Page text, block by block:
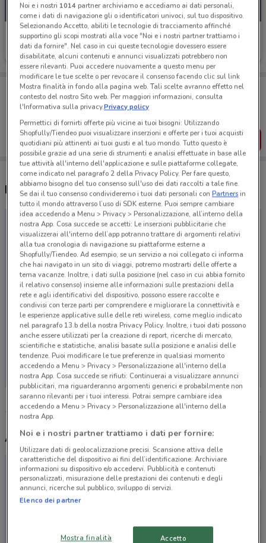
Domus Mobili
Scade il 30/09
Porta DoveConviene sempre con te!
Puoi trovare le migliori offerte dei negozi vicino a te,
salvarle e creare la tua lista del risparmio, comodamente
SCARICA L’APP
Negozi Domus Mobili a Tivoli
Non ci sono negozi nelle vicinanze
Altri volantini nelle vicinanze
Noi e i nostri 1014partner archiviamo e accediamo ai dati personali,
come i dati di navigazione gli o identificatori univoci, sul tuo dispositivo.
Selezionando Accetto, abiliti le tecnologie di tracciamento affinché
supportino gli scopi mostrati alla voce "Noi e i nostri partner trattiamo i
dati da fornire". Nel caso in cui queste tecnologie dovessero essere
disabilitate, alcuni contenuti e annunci visualizzati potrebbero non
essere rilevanti. Puoi accedere nuovamente a questo menu per
modificare le tue scelte o per revocare il consenso facendo clic sul link
Mostra finalità in fondo alla pagina web. Tali scelte avranno effetto nel
contesto del nostro Sito web. Per maggiori informazioni, consulta
l'Informativa sulla privacy.Privacy policy
Permettici di fornirti offerte più vicine ai tuoi bisogni: Utilizzando
Shopfully/Tiendeo puoi visualizzare inserzioni e offerte per i tuoi acquisti
quotidiani più attinenti ai tuoi gusti e al tuo mondo. Tutto questo è
possibile grazie ad una serie di strumenti e analisi effettuate in base alle
tue attività all'interno dell'applicazione e sulle piattaforme collegate,
come indicato nel paragrafo 2 della Privacy Policy. Per fare questo,
abbiamo bisogno del tuo consenso sull'uso dei dati raccolti a tale fine.
Se dai il tuo consenso condivideremo i tuoi dati personali conPartnersin
tutto il mondo attraverso l’uso di SDK esterne. Puoi sempre cambiare
idea accedendo a Menu > Privacy > Personalizzazione, all’interno della
nostra App. Cosa succede se accetti: Le inserzioni pubblicitarie che
visualizzerai all'interno dell’app potranno trattare di argomenti relativi
alla tua cronologia di navigazione su piattaforme esterne a
Shopfully/Tiendeo. Ad esempio, se un servizio a noi collegato ci informa
che hai navigato in un sito di viaggi, potremo mostrarti delle offerte a
tema vacanze. Inoltre, i dati sulla posizione (nel caso in cui abbia fornito
il relativo consenso) insieme alle informazioni sulle prestazioni della
rete e agli identificativi del dispositivo, possono essere raccolte e
condivisi con terze parti per comprendere e migliorare la connettività e
le esperienze applicative sulle delle reti wireless, come meglio indicato
nel paragrafo 13.b della nostra Privacy Policy. Inoltre, i tuoi dati possono
anche essere utilizzati per la creazione di report, ricerche di mercato,
scientifiche e statistiche, analisi basate sulla posizione e analisi delle
tendenze. Puoi modificare le tue preferenze in qualsiasi momento
accedendo a Menu > Privacy > Personalizzazione all'interno della
nostra App. Cosa succede se rifiuti: Continuerai a visualizzare annunci
pubblicitari, ma riguarderanno argomenti generici e probabilmente non
saranno rilevanti per i tuoi interessi. Potrai sempre cambiare idea
accedendo a Menu > Privacy > Personalizzazione all'interno della
nostra App.
Noi e i nostri partner trattiamo i dati per fornire:
Utilizzare dati di geolocalizzazione precisi. Scansione attiva delle
caratteristiche del dispositivo ai fini dell’identificazione. Archiviare
informazioni su dispositivo e/o accedervi. Pubblicità e contenuti
personalizzati, misurazione delle prestazioni dei contenuti e degli
annunci, ricerche sul pubblico, sviluppo di servizi.
Elenco dei partner
Mostra finalità Accetto